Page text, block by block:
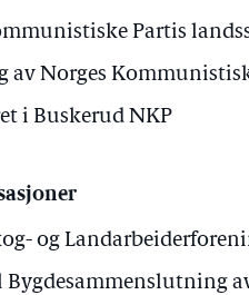
Partis
av Norges
i Buskerud NKP
og